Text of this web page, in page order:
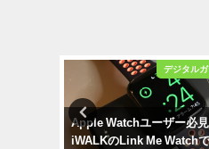
デジタルガ
Apple Watchユーザー必
iWALKのLink Me Watch